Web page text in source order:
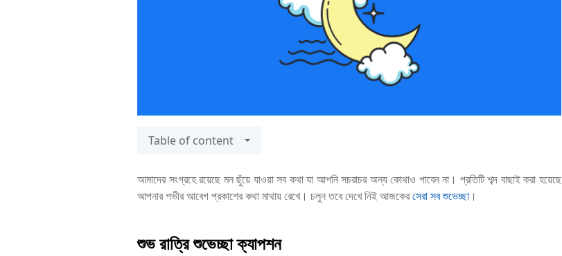
Table of content
আমাদের সংগ্রহে রয়েছে মন ছুঁয়ে যাওয়া সব কথা যা আপনি সচরাচর অন্য কোথাও পাবেন না। প্রতিটি শব্দ বাছাই করা হয়েছে
আপনার গভীর আবেগ প্রকাশের কথা মাথায় রেখে। চলুন তবে দেখে নিই আজকেরসেরা সব শুভেচ্ছা ।
শুভ রাত্রি শুভেচ্ছা ক্যাপশন